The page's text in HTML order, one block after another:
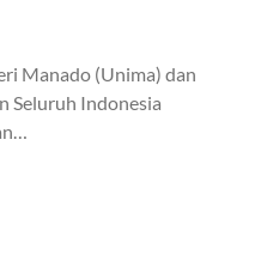
Manado (Unima) dan
Seluruh Indonesia